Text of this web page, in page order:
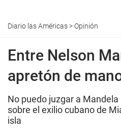
Diario las Américas>Opinión
Entre Nelson
apretón de
No puedo juzgar a
sobre el exilio cubano de
isla